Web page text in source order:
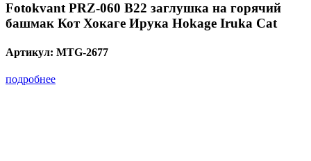
Fotokvant PRZ-060 B22 заглушка на горячий
башмак Кот Хокаге Ирука Hokage Iruka Cat
Артикул: MTG-2677
подробнее